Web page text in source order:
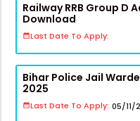
Railway RRB Group D
Download
Last Date To Apply:
Bihar Police Jail
2025
Last Date To Apply: 05/11/